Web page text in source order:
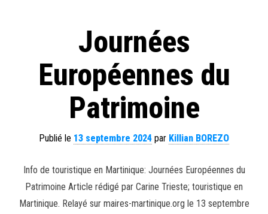
Journées
Européennes du
Patrimoine
Publié le 13 septembre 2024 par Killian BOREZO
Info de touristique en Martinique: Journées Européennes du
Patrimoine Article rédigé par Carine Trieste; touristique en
Martinique. Relayé sur maires-martinique.org le 13 septembre